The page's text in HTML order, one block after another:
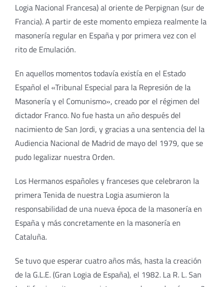
Logia Nacional Francesa) al oriente de Perpignan (sur de
Francia). A partir de este momento empieza realmente la
masonería regular en España y por primera vez con el
rito de Emulación.
En aquellos momentos todavía existía en el Estado
Español el «Tribunal Especial para la Represión de la
Masonería y el Comunismo», creado por el régimen del
dictador Franco. No fue hasta un año después del
nacimiento de San Jordi, y gracias a una sentencia del la
Audiencia Nacional de Madrid de mayo del 1979, que se
pudo legalizar nuestra Orden.
Los Hermanos españoles y franceses que celebraron la
primera Tenida de nuestra Logia asumieron la
responsabilidad de una nueva época de la masonería en
España y más concretamente en la masonería en
Cataluña.
Se tuvo que esperar cuatro años más, hasta la creación
de la G.L.E. (Gran Logia de España), el 1982. La R. L. San